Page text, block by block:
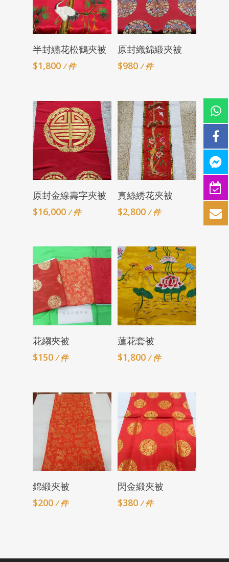
Add To Cart
半封繡花松鶴夾被
$1,800 / 件
Add To Cart
原封織錦緞夾被
$980 / 件
Add To Cart
原封金線壽字夾被
$16,000 / 件
Add To Cart
真絲綉花夾被
$2,800 / 件
Add To Cart
花縐夾被
$150 / 件
Add To Cart
蓮花套被
$1,800 / 件
Add To Cart
錦緞夾被
$200 / 件
Add To Cart
閃金緞夾被
$380 / 件